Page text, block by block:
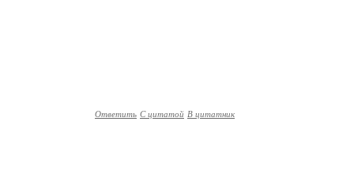
Ответить С цитатой В цитатник